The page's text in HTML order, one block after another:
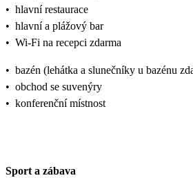
• hlavní restaurace
• hlavní a plážový bar
• Wi-Fi na recepci zdarma
• bazén (lehátka a slunečníky u bazénu
• obchod se suvenýry
• konferenční místnost
Sport a zábava